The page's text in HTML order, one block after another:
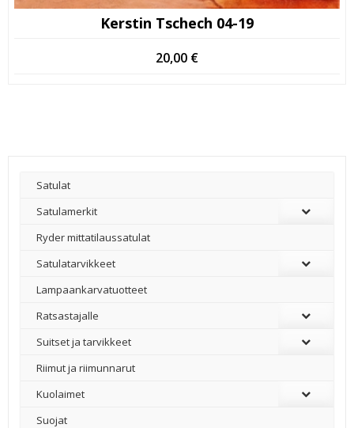
Kerstin Tschech 04-19
20,00 €
Satulat
Satulamerkit
Ryder mittatilaussatulat
Satulatarvikkeet
–
Lampaankarvatuotteet
Ratsastajalle
Suitset ja tarvikkeet
Riimut ja riimunnarut
Kuolaimet
Suojat